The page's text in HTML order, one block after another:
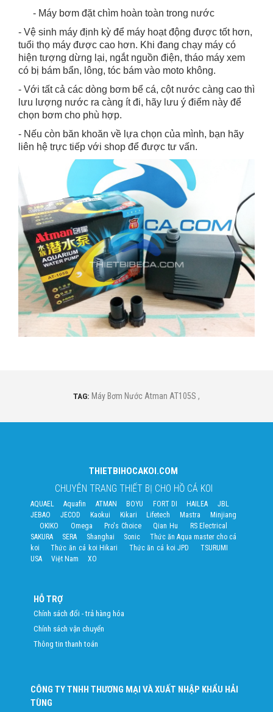
- Máy bơm đặt chìm hoàn toàn trong nước
- Vệ sinh máy định kỳ để máy hoạt động được tốt hơn,
tuổi thọ máy được cao hơn. Khi đang chạy máy có
hiện tượng dừng lại, ngắt nguồn điện, tháo máy xem
có bị bám bẩn, lông, tóc bám vào moto không.
- Với tất cả các dòng bơm bể cá, cột nước càng cao thì
lưu lượng nước ra càng ít đi, hãy lưu ý điểm này để
chọn bơm cho phù hợp.
- Nếu còn băn khoăn về lựa chọn của mình, bạn hãy
liên hệ trực tiếp với shop để được tư vấn.
TAG: Máy Bơm Nước Atman AT105S ,
THIETBIHOCAKOI.COM
CHUYÊN TRANG THIẾT BỊ CHO HỒ CÁ KOI
AQUAEL Aquafin ATMAN BOYU FORT DI HAILEA
JBL
JEBAO
JECOD Kaokui Kikari Lifetech Mastra
Minjiang
OKIKO
Omega Pro's Choice Qian Hu
RS Electrical
SAKURA
SERA Shanghai Sonic
Thức ăn Aqua master cho cá
koi
Thức ăn cá koi Hikari Thức ăn cá koi JPD
TSURUMI
USA
Việt Nam XO
HỖ TRỢ
Chính sách đổi - trả hàng hóa
Chính sách vận chuyển
Thông tin thanh toán
CÔNG TY TNHH THƯƠNG MẠI VÀ XUẤT NHẬP KHẨU HẢI
TÙNG